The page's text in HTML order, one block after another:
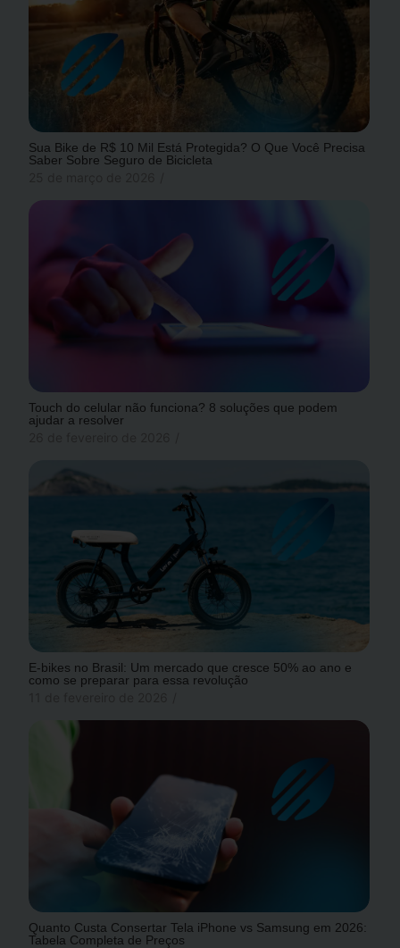
Sua Bike de R$ 10 Mil Está Protegida? O Que Você Precisa
Saber Sobre Seguro de Bicicleta
Touch do celular não funciona? 8 soluções que podem
ajudar a resolver
E-bikes no Brasil: Um mercado que cresce 50% ao ano e
como se preparar para essa revolução
Quanto Custa Consertar Tela iPhone vs Samsung em 2026:
Tabela Completa de Preços